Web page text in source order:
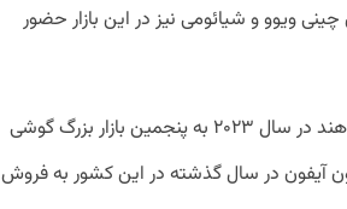
ویوو و شیائومی نیز در این بازار حضور
طبق گزارشی از شرکت تحقیقاتی کانترپوینت، هند در سال ۲۰۲۳ به پنجمین بازار بزرگ گوشی
تبدیل شد و بیش از ۱۰ میلیون آیفون در سال گذشته در این کشور به فروش